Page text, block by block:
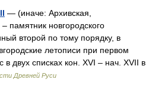
— (иначе: Архивская,
памятник новгородского
второй по тому порядку, в
летописи при первом
двух списках кон. XVI – нач. XVII в
Древней Руси